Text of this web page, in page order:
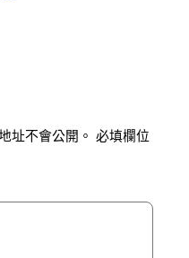
址不會公開。 必填欄位